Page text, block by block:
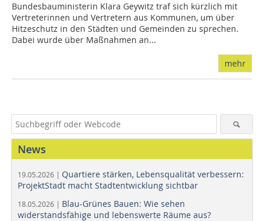
Bundesbauministerin Klara Geywitz traf sich kürzlich mit
Vertreterinnen und Vertretern aus Kommunen, um über
Hitzeschutz in den Städten und Gemeinden zu sprechen.
Dabei wurde über Maßnahmen an...
mehr
News
19.05.2026 | Quartiere stärken, Lebensqualität verbessern:
ProjektStadt macht Stadtentwicklung sichtbar
18.05.2026 | Blau-Grünes Bauen: Wie sehen
widerstandsfähige und lebenswerte Räume aus?